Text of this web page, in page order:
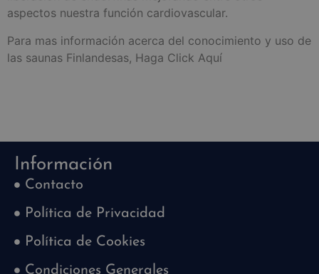
aspectos nuestra función cardiovascular.
Para mas información acerca del conocimiento y uso de
las saunas Finlandesas, Haga Click Aquí
Información
Contacto
Política de Privacidad
Política de Cookies
Condiciones Generales